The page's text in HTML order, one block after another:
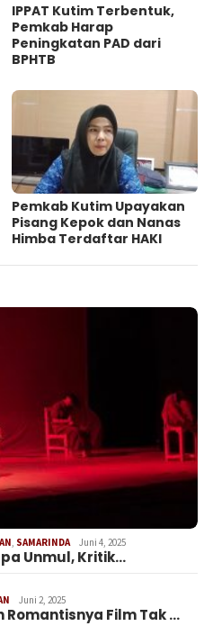
IPPAT Kutim Terbentuk,
Pemkab Harap
Peningkatan PAD dari
BPHTB
Pemkab Kutim Upayakan
Pisang Kepok dan Nanas
Himba Terdaftar HAKI
, SAMARINDA Juni 4, 2025
Unmul, Kritik…
Juni 2, 2025
Romantisnya Film Tak …